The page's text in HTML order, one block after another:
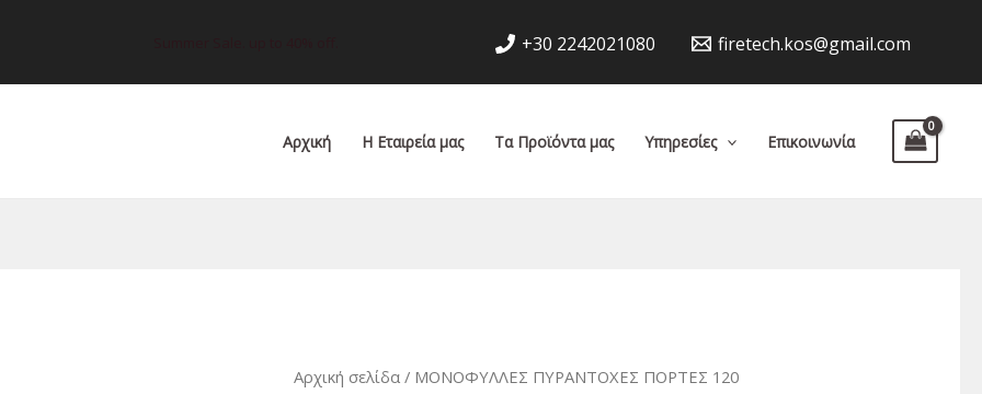
+30 2242021080 firetech.kos@gmail.com
Αρχική Η Εταιρεία μας Τα Προϊόντα μας Υπηρεσίες Επικοινωνία
Αρχική σελίδα/ ΜΟΝΟΦΥΛΛΕΣ ΠΥΡΑΝΤΟΧΕΣ ΠΟΡΤΕΣ 120
Πυράντοχη